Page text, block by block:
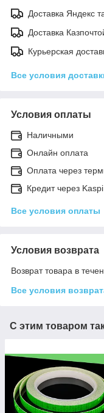
Доставка Яндекс
Доставка
Курьерская
Все условия
Условия оплаты
Наличными
Онлайн оплата
Оплата через
Кредит через
Все условия оплаты
Условия возврата
Возврат товара в
Все условия
С этим товаром